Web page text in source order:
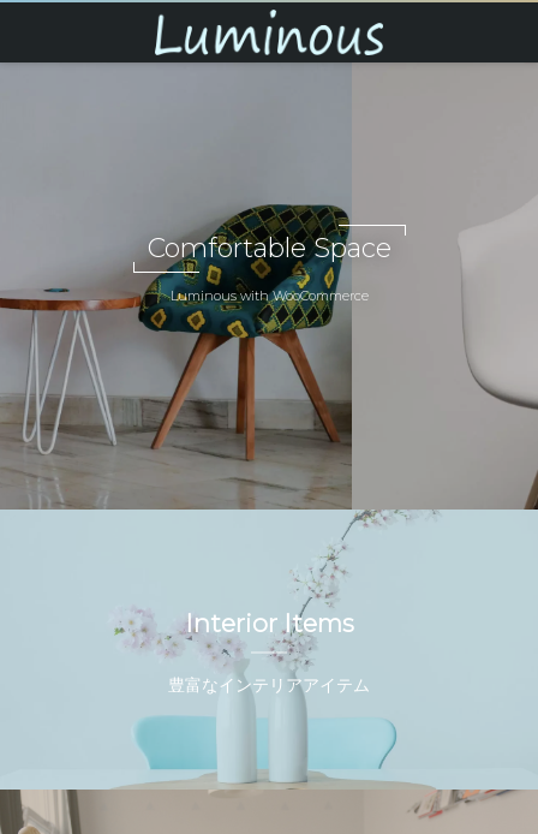
Comfortable Space
Luminous with WooCommerce
Interior Items
豊富なインテリアアイテム